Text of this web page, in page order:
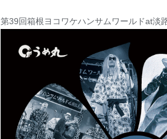
第39回箱根ヨコワケハンサムワールドat淡